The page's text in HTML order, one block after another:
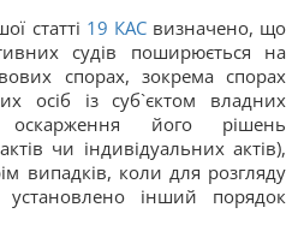
статті 19 КАСвизначено, що
судів поширюється на
спорах, зокрема спорах
осіб із суб`єктом владних
його рішень
чи індивідуальних актів),
випадків, коли для розгляду
інший порядок